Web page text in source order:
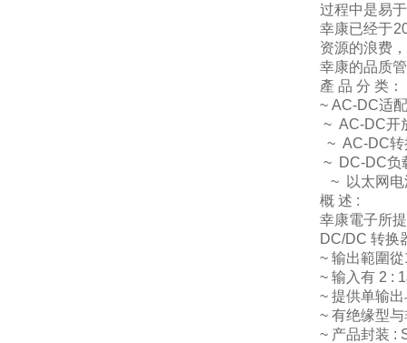
过程中是易
幸康已经于
资源的浪费
幸康的品质
產 品 分 类：
~AC-DC适
~ AC-DC开
~ AC-DC转
~ DC-DC负
~
以太网
概 述 :
幸康電子所
DC/DC 转换
~ 输出範圍從
~ 输入有2 : 1
~ 提供单输
~ 有绝缘型
~ 产品封装 :